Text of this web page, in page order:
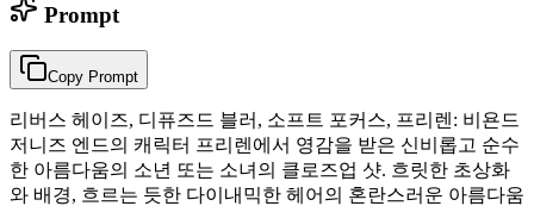
Prompt
Copy Prompt
리버스 헤이즈, 디퓨즈드 블러, 소프트 포커스, 프리렌: 비욘드
저니즈 엔드의 캐릭터 프리렌에서 영감을 받은 신비롭고 순수
한 아름다움의 소년 또는 소녀의 클로즈업 샷. 흐릿한 초상화
와 배경, 흐르는 듯한 다이내믹한 헤어의 혼란스러운 아름다움